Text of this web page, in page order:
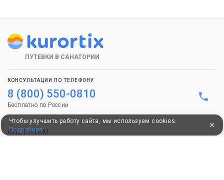
ПУТЕВКИ В САНАТОРИИ
КОНСУЛЬТАЦИИ ПО ТЕЛЕФОНУ
8 (800) 550-0810
Бесплатно по России
КЛИЕНТАМ
Чтобы улучшить работу сайта, мы используем cookies.
Подробнее